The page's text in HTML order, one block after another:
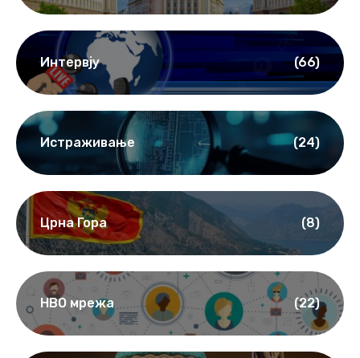
Интервју (66)
Истраживање (24)
Црна Гора (8)
НВО мрежа (22)